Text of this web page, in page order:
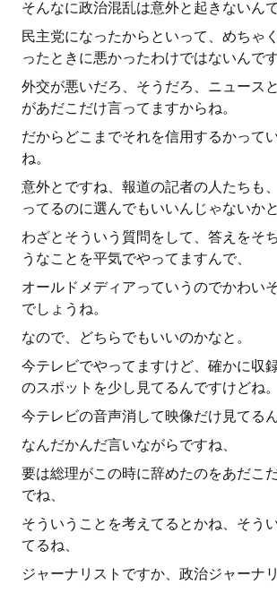
そんなに政治混乱は意外と起きないんで
民主党になったからといって、めちゃ
ったときに悪かったわけではないんです
外交が悪いだろ、そうだろ、ニュース
があだこだけ言ってますからね。
だからどこまでそれを信用するかって
ね。
意外とですね、報道の記者の人たちも
ってるのに選んでもいいんじゃないかと
わざとそういう質問をして、答えをそ
うなことを平気でやってますんで、
オールドメディアっていうのでかわい
でしょうね。
なので、どちらでもいいのかなと。
今テレビでやってますけど、確かに収
のスポットを少し見てるんですけどね。
今テレビの音声消して映像だけ見てる
なんだかんだ言いながらですね、
要は総理がこの時に辞めたのをあだこ
でね、
そういうことを考えてるとかね、そう
てるね、
ジャーナリストですか、政治ジャーナ